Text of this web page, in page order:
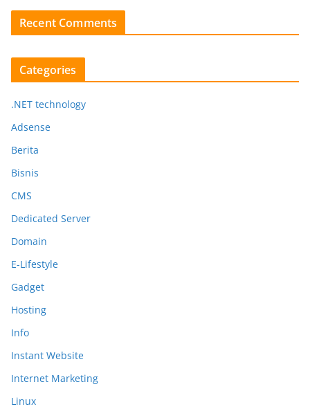
Recent Comments
Categories
.NET technology
Adsense
Berita
Bisnis
CMS
Dedicated Server
Domain
E-Lifestyle
Gadget
Hosting
Info
Instant Website
Internet Marketing
Linux